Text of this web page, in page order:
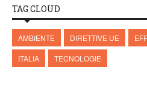
TAG CLOUD
AMBIENTE DIRETTIVE UE
ITALIA
TECNOLOGIE